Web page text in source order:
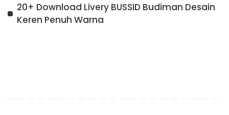
20+ Download Livery BUSSID Budiman Desain
Keren Penuh Warna